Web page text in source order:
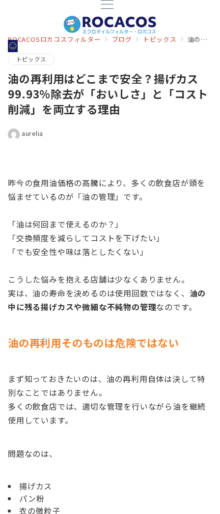
ROCACOSロカコスフィルター ブログ トピックス 油の再利用はどこまで安全？揚げカス99.93％除去が「おいしさ」と「コスト削減」を両立する理由
トピックス
油の再利用はどこまで安全？揚げカス
99.93％除去が「おいしさ」と「コスト
削減」を両立する理由
aurelia
昨今の食用油価格の高騰により、多くの飲食店が頭を
悩ませているのが「油の管理」です。
「油は何回まで使えるのか？」
「交換頻度を減らしてコストを下げたい」
「でも安全性や味は落としたくない」
こうした悩みを抱える店舗は少なくありません。
実は、油の寿命を決めるのは使用回数ではなく、 油の
中に残る揚げカスや微細な不純物の管理なのです。
油の再利用そのものは危険ではない
まず知っておきたいのは、油の再利用自体は決して特
別なことではありません。
多くの飲食店では、適切な管理を行いながら油を継続
使用しています。
問題なのは、
揚げカス
パン粉
衣の微粒子